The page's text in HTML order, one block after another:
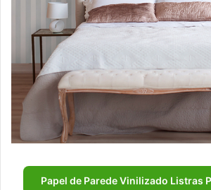
Papel de Parede Vinilizado Listras